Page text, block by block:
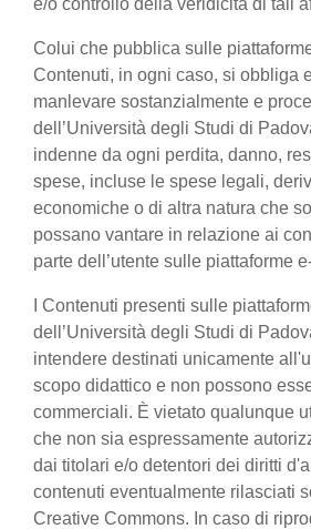
e/o controllo della veridicità di tali
Colui che pubblica sulle
Contenuti, in ogni caso, si obbliga
manlevare sostanzialmente e
dell’Università degli Studi di
indenne da ogni perdita, danno,
spese, incluse le spese legali,
economiche o di altra natura che
possano vantare in relazione ai
parte dell’utente sulle piattaforme
I Contenuti presenti sulle
dell’Università degli Studi di
intendere destinati unicamente
scopo didattico e non possono
commerciali. È vietato qualunque
che non sia espressamente
dai titolari e/o detentori dei diritti
contenuti eventualmente rilasciati
Creative Commons. In caso di